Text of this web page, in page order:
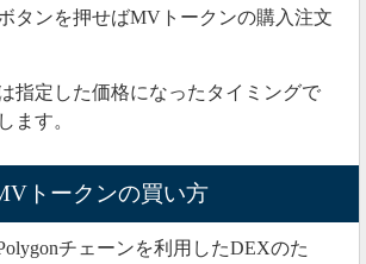
タンを押せばMVトークンの購入注文
指定した価格になったタイミングで
ます。
トークンの買い方
チェーンを利用したDEXのた